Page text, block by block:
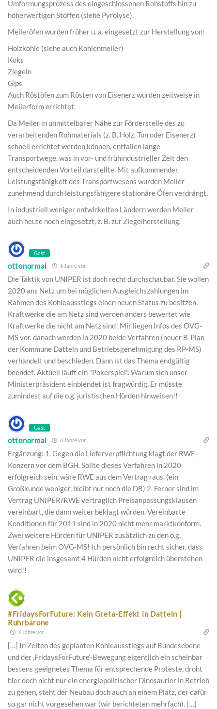
Umformungsprozess des eingeschlossenen Rohstoffs hin zu
höherwertigen Stoffen (siehe Pyrolyse).
Meileröfen wurden früher u. a. eingesetzt zur Herstellung von:
Holzkohle (siehe auch Kohlenmeiler)
Koks
Ziegeln
Gips
Auch Röstöfen zum Rösten von Eisenerz wurden zeitweise in
Meilerform errichtet.
Da Meiler in unmittelbarer Nähe zur Förderstelle des zu
verarbeitenden Rohmaterials (z. B. Holz, Ton oder Eisenerz)
schnell errichtet werden können, entfallen lange
Transportwege, was in vor- und frühindustrieller Zeit den
entscheidenden Vorteil darstellte. Mit aufkommender
Leistungsfähigkeit des Transportwesens wurden Meiler
zunehmend durch leistungsfähigere stationäre Öfen verdrängt.
In industriell weniger entwickelten Ländern werden Meiler
auch heute noch eingesetzt, z. B. zur Ziegelherstellung.
Gast
ottonormal 6 Jahre vor
Die Taktik von UNIPER ist doch recht durchschaubar. Sie wollen
2020 ans Netz um bei möglichen Ausgleichszahlungen im
Rahmen des Kohleausstiegs einen neuen Status zu besitzen.
Kraftwerke die am Netz sind werden anders bewertet wie
Kraftwerke die nicht am Netz sind! Mir liegen Infos des OVG-
MS vor, danach werden in 2020 beide Verfahren (neuer B-Plan
der Kommune Datteln und Betriebsgenehmigung des RP-MS)
verhandelt und beschieden. Dann ist das Thema endgültig
beendet. Aktuell läuft ein "Pokerspiel". Warum sich unser
Ministerpräsident einblendet ist fragwürdig. Er müsste
zumindest auf die o.g. juristischen Hürden hinweisen!!
Gast
ottonormal 6 Jahre vor
Ergänzung: 1. Gegen die Lieferverpflichtung klagt der RWE-
Konzern vor dem BGH. Sollte dieses Verfahren in 2020
erfolgreich sein, wäre RWE aus dem Vertrag raus. (ein
Großkunde weniger, bleibt nur noch die DB) 2. Ferner sind im
Vertrag UNIPER/RWE vertraglich Preisanpassungsklausen
vereinbart, die dann weiter beklagt würden. Vereinbarte
Konditionen für 2011 sind in 2020 nicht mehr marktkonform.
Zwei weitere Hürden für UNIPER zusätzlich zu den o.g.
Verfahren beim OVG-MS! Ich persönlich bin recht sicher, dass
UNIPER die insgesamt 4 Hürden nicht erfolgreich überstehen
wird!!
#FridaysForFuture: Kein Greta-Effekt in Datteln |
Ruhrbarone
6 Jahre vor
[…] In Zeiten des geplanten Kohleausstiegs auf Bundesebene
und der ‚FridaysForFuture‘-Bewegung eigentlich ein scheinbar
bestens geeignetes Thema für entsprechende Proteste, droht
hier doch nicht nur ein energiepolitischer Dinosaurier in Betrieb
zu gehen, steht der Neubau doch auch an einem Platz, der dafür
so gar nicht vorgesehen war (wir berichteten mehrfach). […]